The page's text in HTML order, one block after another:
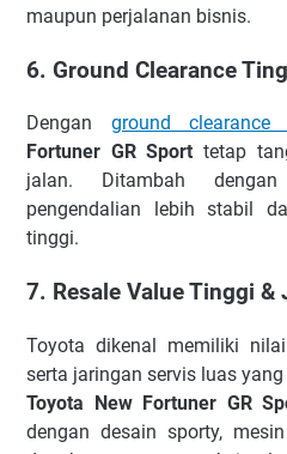
maupun perjalanan bisnis.
6. Ground Clearance
Dengan ground
Fortuner GR Sport tetap
jalan. Ditambah
pengendalian lebih stabil
tinggi.
7. Resale Value Tinggi &
Toyota dikenal memiliki
serta jaringan servis luas
Toyota New Fortuner GR
dengan desain sporty,